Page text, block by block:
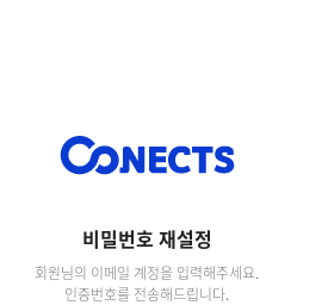
비밀번호 재설정
회원님의 이메일 계정을 입력해주세요.
인증번호를 전송해드립니다.